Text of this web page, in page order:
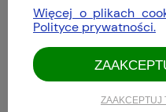
Więcej o plikach
Polityce prywatności.
ZAAKCEPTUJ